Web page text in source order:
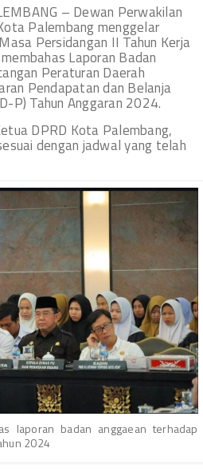
– Dewan Perwakilan
Palembang menggelar
Persidangan II Tahun Kerja
Laporan Badan
Peraturan Daerah
Pendapatan dan Belanja
P) Tahun Anggaran 2024.
DPRD Kota Palembang,
dengan jadwal yang telah
laporan badan anggaean terhadap
2024